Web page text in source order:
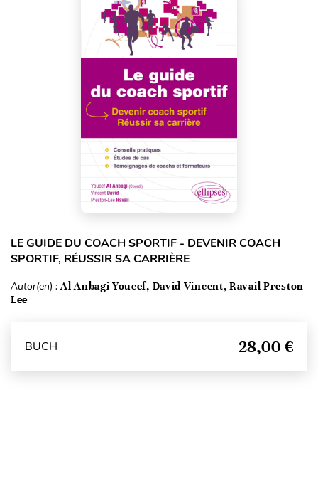
LE GUIDE DU COACH SPORTIF - DEVENIR COACH
SPORTIF, RÉUSSIR SA CARRIÈRE
Autor(en) :Al Anbagi Youcef, David Vincent, Ravail Preston-
Lee
BUCH 28,00 €